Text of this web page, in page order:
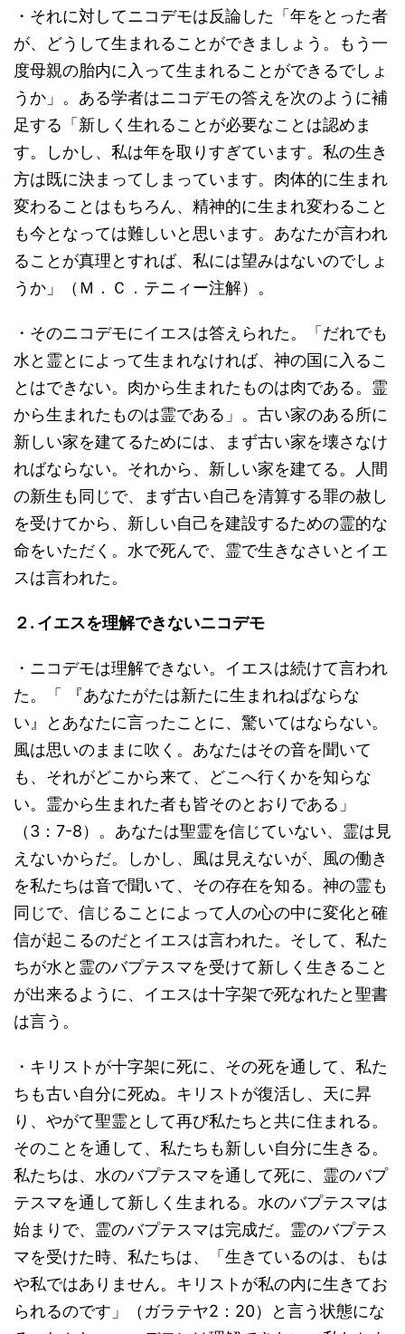
・それに対してニコデモは反論した「年をとった者
が、どうして生まれることができましょう。もう一
度母親の胎内に入って生まれることができるでしょ
うか」。ある学者はニコデモの答えを次のように補
足する「新しく生れることが必要なことは認めま
す。しかし、私は年を取りすぎています。私の生き
方は既に決まってしまっています。肉体的に生まれ
変わることはもちろん、精神的に生まれ変わること
も今となっては難しいと思います。あなたが言われ
ることが真理とすれば、私には望みはないのでしょ
うか」（Ｍ．Ｃ．テニィー注解）。
・そのニコデモにイエスは答えられた。「だれでも
水と霊とによって生まれなければ、神の国に入るこ
とはできない。肉から生まれたものは肉である。霊
から生まれたものは霊である」。古い家のある所に
新しい家を建てるためには、まず古い家を壊さなけ
ればならない。それから、新しい家を建てる。人間
の新生も同じで、まず古い自己を清算する罪の赦し
を受けてから、新しい自己を建設するための霊的な
命をいただく。水で死んで、霊で生きなさいとイエ
スは言われた。
２. イエスを理解できないニコデモ
・ニコデモは理解できない。イエスは続けて言われ
た。「 『あなたがたは新たに生まれねばならな
い』とあなたに言ったことに、驚いてはならない。
風は思いのままに吹く。あなたはその音を聞いて
も、それがどこから来て、どこへ行くかを知らな
い。霊から生まれた者も皆そのとおりである」
（3：7-8）。あなたは聖霊を信じていない、霊は見
えないからだ。しかし、風は見えないが、風の働き
を私たちは音で聞いて、その存在を知る。神の霊も
同じで、信じることによって人の心の中に変化と確
信が起こるのだとイエスは言われた。そして、私た
ちが水と霊のバプテスマを受けて新しく生きること
が出来るように、イエスは十字架で死なれたと聖書
は言う。
・キリストが十字架に死に、その死を通して、私た
ちも古い自分に死ぬ。キリストが復活し、天に昇
り、やがて聖霊として再び私たちと共に住まれる。
そのことを通して、私たちも新しい自分に生きる。
私たちは、水のバプテスマを通して死に、霊のバプ
テスマを通して新しく生まれる。水のバプテスマは
始まりで、霊のバプテスマは完成だ。霊のバプテス
マを受けた時、私たちは、「生きているのは、もは
や私ではありません。キリストが私の内に生きてお
られるのです」（ガラテヤ2：20）と言う状態にな